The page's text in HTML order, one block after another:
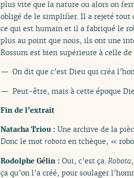
plus vite que la nature ou alors on
obligé de le simplifier. Il a rejeté
ce qui est humain et il a fabriqué le
plus au point que nous, ils ont une
Rossum est bien supérieure à celle
— On dit que c’est Dieu qui créa
— Peut-être, mais à cette époque
Fin de l’extrait
Natacha Triou : Une archive de la
Donc le mot robota en tchèque, «
Rodolphe Gélin : Oui, c’est ça. Robota
ça qu’on l’a créé, pour soulager